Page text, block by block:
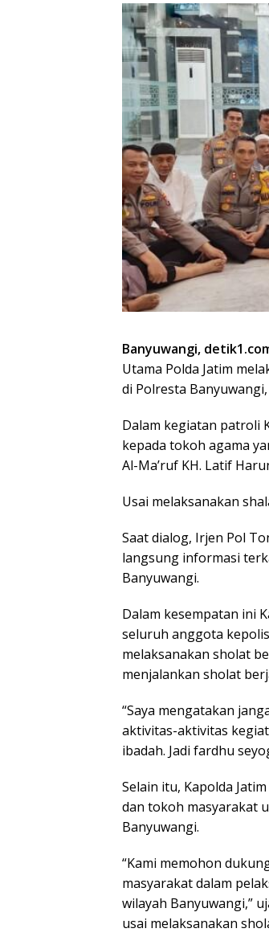
Banyuwangi,
Utama Polda Jatim
di Polresta
Dalam kegiatan patroli
kepada tokoh agama
Al-Ma’ruf KH. Latif
Usai melaksanakan
Saat dialog, Irjen Pol
langsung informasi
Banyuwangi.
Dalam kesempatan ini
seluruh anggota
melaksanakan sholat
menjalankan sholat
“Saya mengatakan
aktivitas-aktivitas
ibadah. Jadi fardhu
Selain itu, Kapolda
dan tokoh masyarakat
Banyuwangi.
“Kami memohon
masyarakat dalam
wilayah Banyuwangi,”
usai melaksanakan